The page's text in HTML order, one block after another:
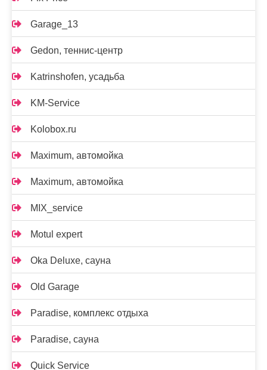
Garage_13
Gedon, теннис-центр
Katrinshofen, усадьба
KM-Service
Kolobox.ru
Maximum, автомойка
Maximum, автомойка
MIX_service
Motul expert
Oka Deluxe, сауна
Old Garage
Paradise, комплекс отдыха
Paradise, сауна
Quick Service